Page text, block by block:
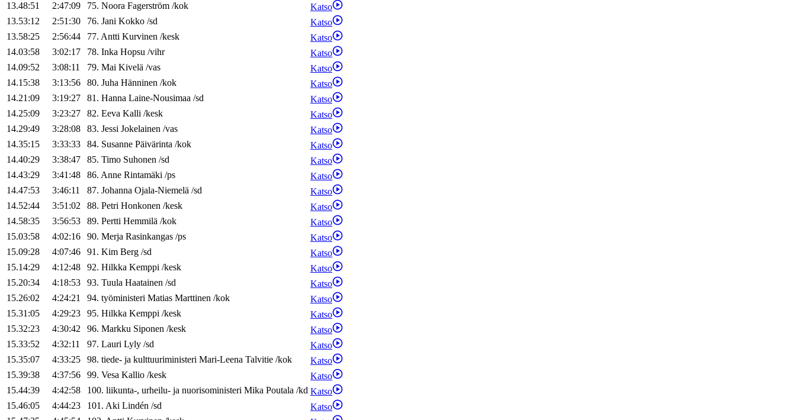
13.48:51
2:47:09 75. Noora Fagerström /kok
Katso
13.53:12
2:51:30 76. Jani Kokko /sd
Katso
13.58:25
2:56:44 77. Antti Kurvinen /kesk
Katso
14.03:58
3:02:17 78. Inka Hopsu /vihr
Katso
14.09:52
3:08:11 79. Mai Kivelä /vas
Katso
14.15:38
3:13:56 80. Juha Hänninen /kok
Katso
14.21:09
3:19:27 81. Hanna Laine-Nousimaa /sd
Katso
14.25:09
3:23:27 82. Eeva Kalli /kesk
Katso
14.29:49
3:28:08 83. Jessi Jokelainen /vas
Katso
14.35:15
3:33:33 84. Susanne Päivärinta /kok
Katso
14.40:29
3:38:47 85. Timo Suhonen /sd
Katso
14.43:29
3:41:48 86. Anne Rintamäki /ps
Katso
14.47:53
3:46:11 87. Johanna Ojala-Niemelä /sd
Katso
14.52:44
3:51:02 88. Petri Honkonen /kesk
Katso
14.58:35
3:56:53 89. Pertti Hemmilä /kok
Katso
15.03:58
4:02:16 90. Merja Rasinkangas /ps
Katso
15.09:28
4:07:46 91. Kim Berg /sd
Katso
15.14:29
4:12:48 92. Hilkka Kemppi /kesk
Katso
15.20:34
4:18:53 93. Tuula Haatainen /sd
Katso
15.26:02
4:24:21 94. työministeri Matias Marttinen /kok
Katso
15.31:05
4:29:23 95. Hilkka Kemppi /kesk
Katso
15.32:23
4:30:42 96. Markku Siponen /kesk
Katso
15.33:52
4:32:11 97. Lauri Lyly /sd
Katso
15.35:07
4:33:25 98. tiede- ja kulttuuriministeri Mari-Leena Talvitie /kok
Katso
15.39:38
4:37:56 99. Vesa Kallio /kesk
Katso
15.44:39
4:42:58 100. liikunta-, urheilu- ja nuorisoministeri Mika Poutala /kd Katso
15.46:05
4:44:23 101. Aki Lindén /sd
Katso